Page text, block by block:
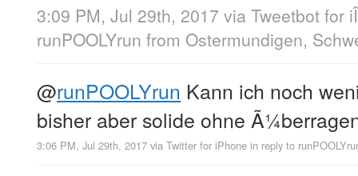
3:09 PM, Jul 29th, 2017 via Tweetbot for
runPOOLYrun from Ostermundigen,
@runPOOLYrun Kann ich noch
bisher aber solide ohne
3:06 PM, Jul 29th, 2017 via Twitter for iPhone in reply to